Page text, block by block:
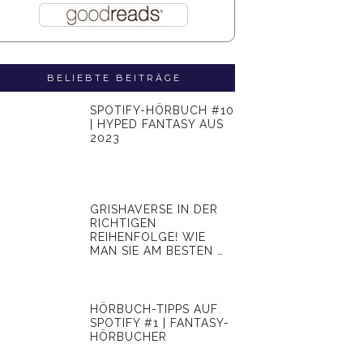
BELIEBTE BEITRÄGE
SPOTIFY-HÖRBUCH #10
| HYPED FANTASY AUS
2023
GRISHAVERSE IN DER
RICHTIGEN
REIHENFOLGE! WIE
MAN SIE AM BESTEN …
HÖRBUCH-TIPPS AUF
SPOTIFY #1 | FANTASY-
HÖRBUCHER